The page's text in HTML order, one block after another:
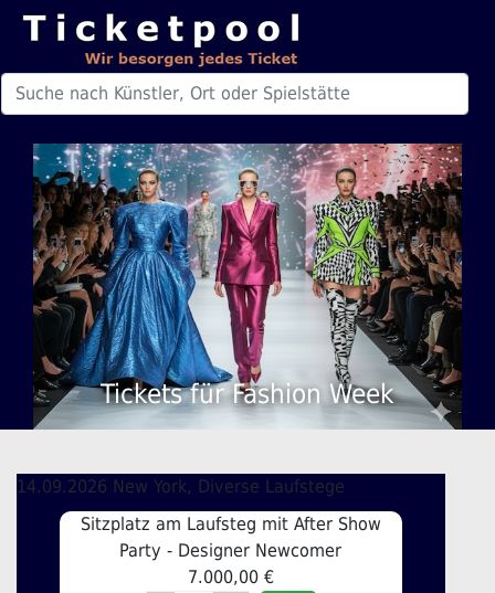
Tickets für Fashion Week
14.09.2026 New York, Diverse Laufstege
Sitzplatz am Laufsteg mit After Show
Party - Designer Newcomer
7.000,00 €